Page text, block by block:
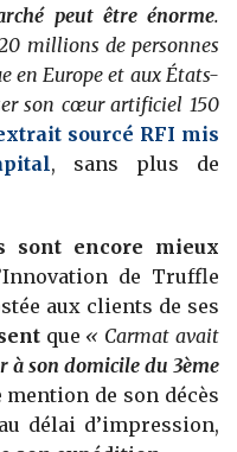
peut être énorme.
millions de personnes
en Europe et aux États-
son cœur artificiel 150
sourcé RFI mis
, sans plus de
sont encore mieux
de Truffle
aux clients de ses
que « Carmat avait
à son domicile du 3ème
mention de son décès
délai d’impression,